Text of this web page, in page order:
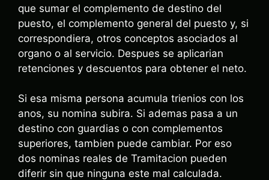
que sumar el complemento de destino del
puesto, el complemento general del puesto y, si
correspondiera, otros conceptos asociados al
organo o al servicio. Despues se aplicarian
retenciones y descuentos para obtener el neto.
Si esa misma persona acumula trienios con los
anos, su nomina subira. Si ademas pasa a un
destino con guardias o con complementos
superiores, tambien puede cambiar. Por eso
dos nominas reales de Tramitacion pueden
diferir sin que ninguna este mal calculada.